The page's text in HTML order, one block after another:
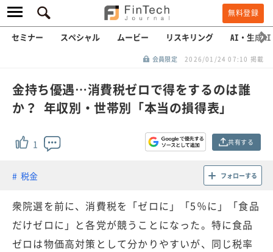
無料登録
セミナー スペシャル ムービー リスキリング AI・生成AI
会員限定 2026/01/24 07:10 掲載
金持ち優遇…消費税ゼロで得をするのは誰
か？ 年収別・世帯別「本当の損得表」
1 共有する
税金 フォローする
衆院選を前に、消費税を「ゼロに」「5％に」「食品
だけゼロに」と各党が競うことになった。特に食品
ゼロは物価高対策として分かりやすいが、同じ税率